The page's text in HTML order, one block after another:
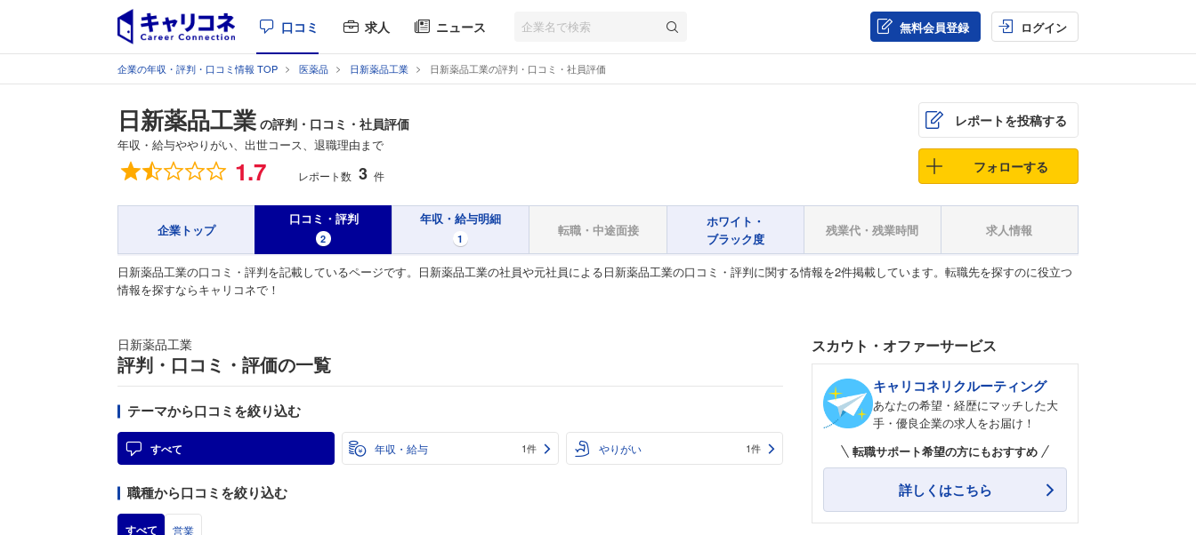
口コミ 求人 ニュース 無料会員登録 ログイン
企業の年収・評判・口コミ情報 TOP 医薬品 日新薬品工業 日新薬品工業の評判・口コミ・社員評価
日新薬品工業 の評判・口コミ・社員評価
年収・給与ややりがい、出世コース、退職理由まで
総合評価 1.7 レポート数 3 件
レポートを投稿する
フォローする
企業トップ
口コミ・評判
2
年収・給与明細
1
転職・中途面接
ホワイト・
ブラック度
残業代・残業時間 求人情報
日新薬品工業の口コミ・評判を記載しているページです。日新薬品工業の社員や元社員による日新薬品工業の口コミ・評判に関する情報を2件掲載しています。転職先を探すのに役立つ
情報を探すならキャリコネで！
日新薬品工業
評判・口コミ・評価の一覧
テーマから口コミを絞り込む
すべて 年収・給与 1件 やりがい 1件
職種から口コミを絞り込む
すべて 営業
スカウト・オファーサービス
キャリコネリクルーティング
あなたの希望・経歴にマッチした大
手・優良企業の求人をお届け！
転職サポート希望の方にもおすすめ
詳しくはこちら